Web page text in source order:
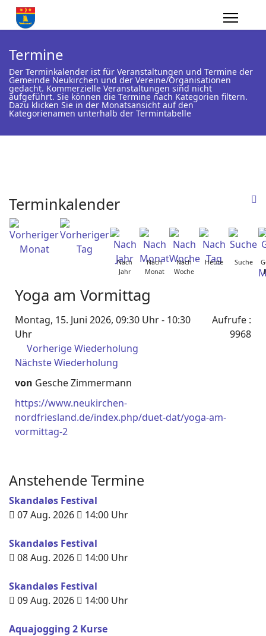
Termine
Der Terminkalender ist für Veranstaltungen und Termine der
Gemeinde Neukirchen und der Vereine/Organisationen
gedacht. Kommerzielle Veranstaltungen sind nicht
aufgeführt. Sie können die Termine nach Kategorien filtern.
Dazu klicken Sie in der Monatsansicht auf den
Kategorienamen unterhalb der Termintabelle
Terminkalender
Nach
Jahr
Nach
Monat
Nach
Woche
Heute Suche
Yoga am Vormittag
Montag, 15. Juni 2026, 09:30 Uhr - 10:30
Uhr
Vorherige Wiederholung
Nächste Wiederholung
Aufrufe :
9968
von Gesche Zimmermann
https://www.neukirchen-
nordfriesland.de/index.php/duet-dat/yoga-am-
vormittag-2
Anstehende Termine
Skandaløs Festival
07 Aug. 2026
14:00 Uhr
Skandaløs Festival
08 Aug. 2026
14:00 Uhr
Skandaløs Festival
09 Aug. 2026
14:00 Uhr
Aquajogging 2 Kurse